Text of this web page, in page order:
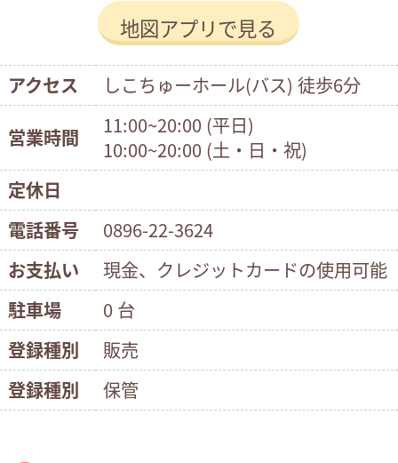
地図アプリで見る
アクセス しこちゅーホール(バス) 徒歩6分
営業時間
11:00~20:00 (平日)
10:00~20:00 (土・日・祝)
定休日
電話番号
0896-22-3624
お支払い
現金、クレジットカードの使用可能
駐車場
0 台
登録種別
販売
登録種別
保管